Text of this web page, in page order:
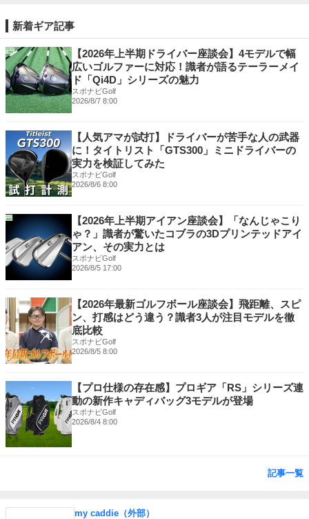
新着ギア記事
【2026年上半期ドライバー座談会】4モデルで幅
広いゴルファーに対応！識者が語るテーラーメイ
ド「Qi4D」シリーズの魅力
スポナビGolf
2026/8/7 8:00
【人気アマが試打】ドライバーが苦手な人の武器
に！タイトリスト「GTS300」ミニドライバーの
実力を検証してみた
スポナビGolf
2026/8/6 8:00
【2026年上半期アイアン座談会】「なんじゃこり
ゃ？」識者が驚いたコブラの3Dプリンテッドアイ
アン、その実力とは
スポナビGolf
2026/8/5 17:00
【2026年最新ゴルフボール座談会】飛距離、スピ
ン、打感はどう違う？識者3人が注目モデルを徹
底比較
スポナビGolf
2026/8/5 8:00
【プロ仕様の存在感】プロギア「RS」シリーズ連
動の新作キャディバッグ3モデルが登場
スポナビGolf
2026/8/4 8:00
記事一覧
my caddie（外部）